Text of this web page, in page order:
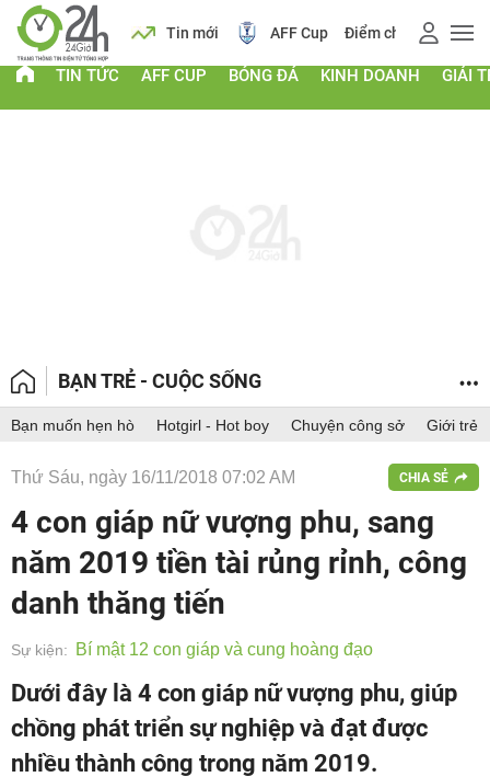
Lịch Tin mới AFF Cup Điểm chuẩn 2026
TIN TỨC AFF CUP BÓNG ĐÁ KINH DOANH GIẢI
BẠN TRẺ - CUỘC SỐNG
Bạn muốn hẹn hò Hotgirl - Hot boy Chuyện công sở Giới trẻ
Thứ Sáu, ngày 16/11/2018 07:02 AM CHIA SẺ
4 con giáp nữ vượng phu, sang
năm 2019 tiền tài rủng rỉnh, công
danh thăng tiến
Sự kiện: Bí mật 12 con giáp và cung hoàng đạo
Dưới đây là 4 con giáp nữ vượng phu, giúp
chồng phát triển sự nghiệp và đạt được
nhiều thành công trong năm 2019.